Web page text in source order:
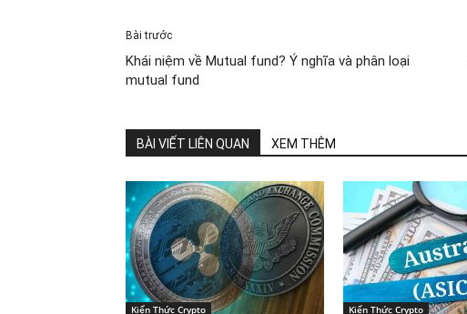
Bài trước
Khái niệm về Mutual fund? Ý nghĩa và phân loại
mutual fund
BÀI VIẾT LIÊN QUAN XEM THÊM
Kiến Thức Crypto Kiến Thức Crypto